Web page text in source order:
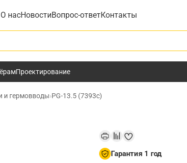
О насНовостиВопрос-ответКонтакты
Проектирование
и гермовводы›PG-13.5 (7393c)
Гарантия 1 год